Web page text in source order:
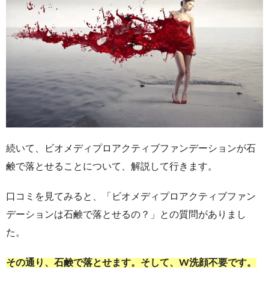
続いて、ビオメディプロアクティブファンデーションが石
鹸で落とせることについて、解説して行きます。
口コミを見てみると、「ビオメディプロアクティブファン
デーションは石鹸で落とせるの？」との質問がありまし
た。
その通り、石鹸で落とせます。そして、W洗顔不要です。